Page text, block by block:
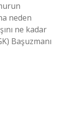
neden
ne kadar
Başuzmanı